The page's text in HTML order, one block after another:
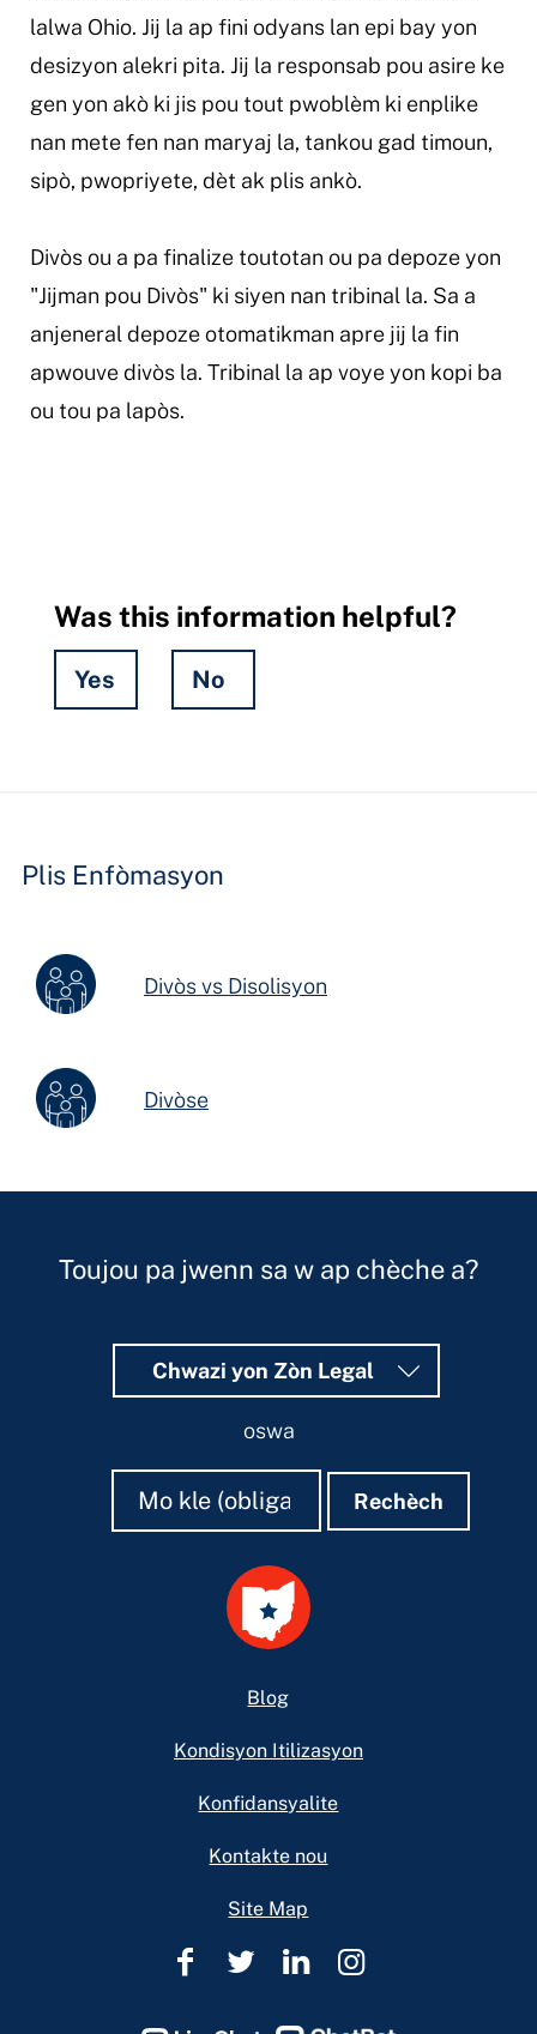
lalwa Ohio. Jij la ap fini odyans lan epi bay yon
desizyon alekri pita. Jij la responsab pou asire ke
gen yon akò ki jis pou tout pwoblèm ki enplike
nan mete fen nan maryaj la, tankou gad timoun,
sipò, pwopriyete, dèt ak plis ankò.
Divòs ou a pa finalize toutotan ou pa depoze yon
"Jijman pou Divòs" ki siyen nan tribinal la. Sa a
anjeneral depoze otomatikman apre jij la fin
apwouve divòs la. Tribinal la ap voye yon kopi ba
ou tou pa lapòs.
Was this information helpful?
Yes No
Plis Enfòmasyon
Divòs vs Disolisyon
Divòse
Toujou pa jwenn sa w ap chèche a?
Chwazi yon Zòn Legal
oswa
Rechèch
Rechèch Rechèch
Blog
Kondisyon Itilizasyon
Konfidansyalite
Kontakte nou
Site Map
Èd
Èd
Èd
Èd